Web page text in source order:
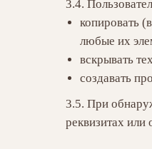
3.4.
копировать
любые их
вскрывать
создавать
3.5. При
реквизитах